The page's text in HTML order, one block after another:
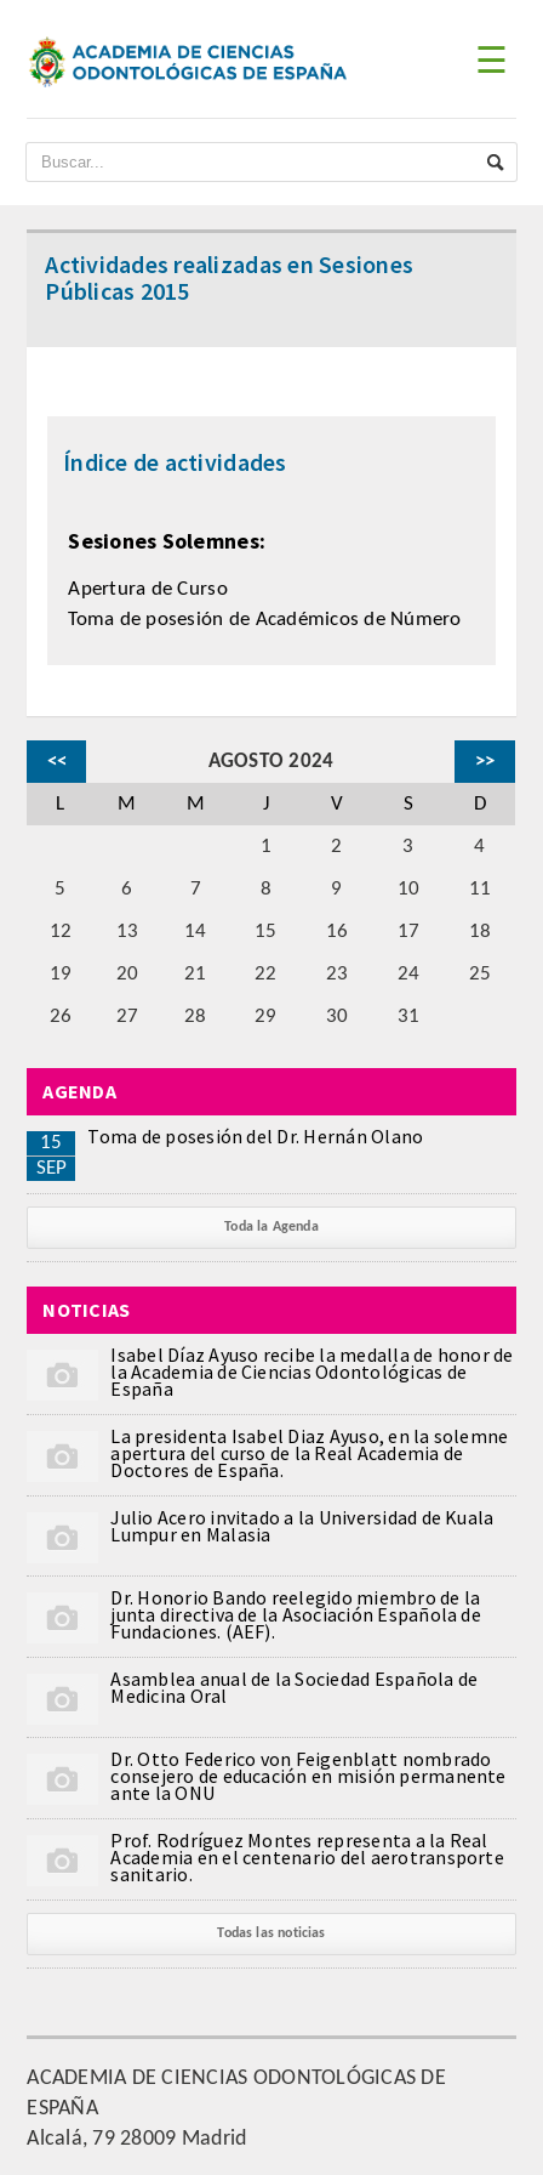
ACADEMIA
BIENVENIDA DEL PRESIDENTE
DATOS HISTÓRICOS
JUNTA DE GOBIERNO
ESTATUTOS
REGLAMENTO
SECCIONES
CIENCIAS BASICAS MEDICAS
AFINES A LA ODONTOLOGIA
MEDICO-JURIDICAS
TECNOLOGIAS SANITARIAS
ESTOMATOLOGIA MEDICO-
QUIRURGICA
ODONTOLOGIA CONSERVADORA
Alfabético
Número de Medalla
CORRESPONDIENTES
SUPERNUMERARIOS
CORRESPONDIENTES EXTRANJEROS
Número
Correspondientes
Actividades realizadas
Videoteca
☰
Actividades realizadas en Sesiones
Públicas 2015
Índice de actividades
Sesiones Solemnes:
Apertura de Curso
Toma de posesión de Académicos de Número
<< AGOSTO 2024 >>
L M M J V S D
1 2 3 4
5 6 7 8 9 10 11
12 13 14 15 16 17 18
19 20 21 22 23 24 25
26 27 28 29 30 31
AGENDA
15
SEP
Toma de posesión del Dr. Hernán Olano
Toda la Agenda
NOTICIAS
Isabel Díaz Ayuso recibe la medalla de honor de
la Academia de Ciencias Odontológicas de
España
La presidenta Isabel Diaz Ayuso, en la solemne
apertura del curso de la Real Academia de
Doctores de España.
Julio Acero invitado a la Universidad de Kuala
Lumpur en Malasia
Dr. Honorio Bando reelegido miembro de la
junta directiva de la Asociación Española de
Fundaciones. (AEF).
Asamblea anual de la Sociedad Española de
Medicina Oral
Dr. Otto Federico von Feigenblatt nombrado
consejero de educación en misión permanente
ante la ONU
Prof. Rodríguez Montes representa a la Real
Academia en el centenario del aerotransporte
sanitario.
Todas las noticias
ACADEMIA DE CIENCIAS ODONTOLÓGICAS DE
ESPAÑA
Alcalá, 79 28009 Madrid